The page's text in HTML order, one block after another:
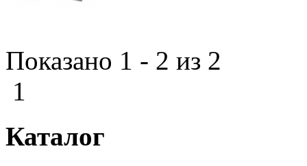
Показано 1 - 2 из 2
1
Каталог